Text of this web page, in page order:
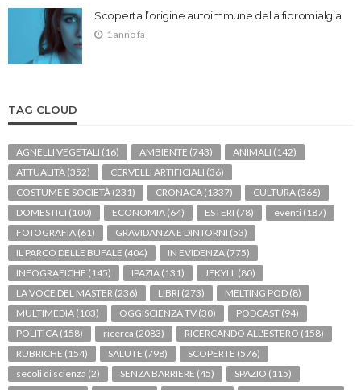
Scoperta l’origine autoimmune della fibromialgia
1 anno fa
TAG CLOUD
AGNELLI VEGETALI (16) AMBIENTE (743) ANIMALI (142)
ATTUALITÀ (352) CERVELLI ARTIFICIALI (36)
COSTUME E SOCIETÀ (231) CRONACA (1337) CULTURA (366)
DOMESTICI (100) ECONOMIA (64) ESTERI (78) eventi (187)
FOTOGRAFIA (61) GRAVIDANZA E DINTORNI (53)
IL PARCO DELLE BUFALE (404) IN EVIDENZA (775)
INFOGRAFICHE (145) IPAZIA (131) JEKYLL (80)
LA VOCE DEL MASTER (236) LIBRI (273) MELTING POD (8)
MULTIMEDIA (103) OGGISCIENZA TV (30) PODCAST (94)
POLITICA (158) ricerca (2083) RICERCANDO ALL'ESTERO (158)
RUBRICHE (154) SALUTE (798) SCOPERTE (576)
secoli di scienza (2) SENZA BARRIERE (45) SPAZIO (115)